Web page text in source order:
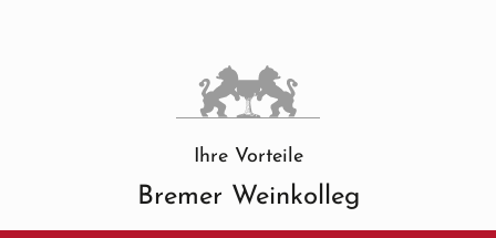
Ihre Vorteile
Bremer Weinkolleg